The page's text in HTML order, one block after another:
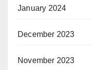
January 2024
December 2023
November 2023